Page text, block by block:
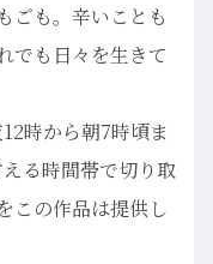
ごも。辛いことも
でも日々を生きて
時から朝7時頃ま
る時間帯で切り取
この作品は提供し